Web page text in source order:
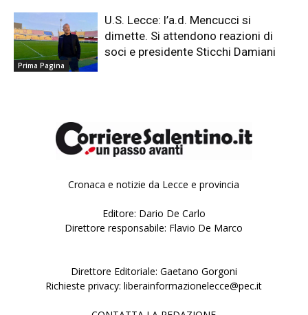
Prima Pagina
U.S. Lecce: l’a.d. Mencucci si
dimette. Si attendono reazioni di
soci e presidente Sticchi Damiani
Cronaca e notizie da Lecce e provincia
Editore: Dario De Carlo
Direttore responsabile: Flavio De Marco
Direttore Editoriale: Gaetano Gorgoni
Richieste privacy: liberainformazionelecce@pec.it